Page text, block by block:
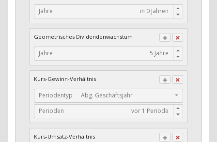
Buffett's Alpha: Wachstum Residual Net
Income / Book Value
Cash-Quote
CFO / Interest Expense
Current Ratio
Long-Term Debt to Working Capital
Dividenden-Check
Jahre
Geometrisches Dividendenwachstum
Jahre
Kurs-Gewinn-Verhältnis
Periodentyp
Abg. Geschäftsjahr
Perioden
Kurs-Umsatz-Verhältnis